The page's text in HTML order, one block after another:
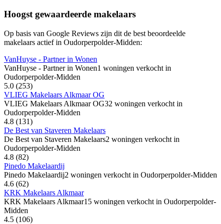
Hoogst gewaardeerde makelaars
Op basis van Google Reviews zijn dit de best beoordeelde
makelaars actief in Oudorperpolder-Midden:
VanHuyse - Partner in Wonen
VanHuyse - Partner in Wonen1 woningen verkocht in
Oudorperpolder-Midden
5.0 (253)
VLIEG Makelaars Alkmaar OG
VLIEG Makelaars Alkmaar OG32 woningen verkocht in
Oudorperpolder-Midden
4.8 (131)
De Best van Staveren Makelaars
De Best van Staveren Makelaars2 woningen verkocht in
Oudorperpolder-Midden
4.8 (82)
Pinedo Makelaardij
Pinedo Makelaardij2 woningen verkocht in Oudorperpolder-Midden
4.6 (62)
KRK Makelaars Alkmaar
KRK Makelaars Alkmaar15 woningen verkocht in Oudorperpolder-
Midden
4.5 (106)